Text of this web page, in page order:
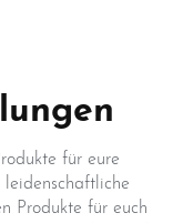
für eure
Produkte für euch